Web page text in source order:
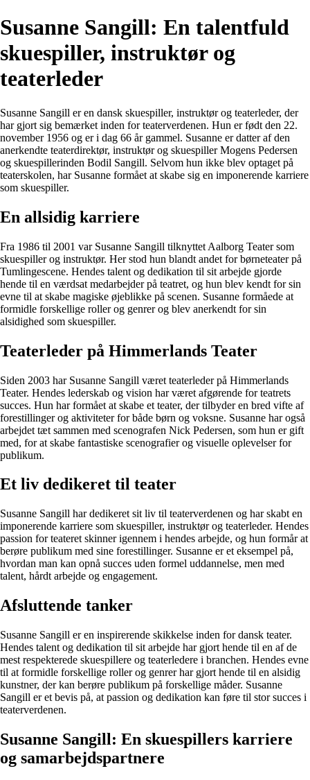
Susanne Sangill: En talentfuld
skuespiller, instruktør og
teaterleder
Susanne Sangill er en dansk skuespiller, instruktør og teaterleder, der
har gjort sig bemærket inden for teaterverdenen. Hun er født den 22.
november 1956 og er i dag 66 år gammel. Susanne er datter af den
anerkendte teaterdirektør, instruktør og skuespiller Mogens Pedersen
og skuespillerinden Bodil Sangill. Selvom hun ikke blev optaget på
teaterskolen, har Susanne formået at skabe sig en imponerende karriere
som skuespiller.
En allsidig karriere
Fra 1986 til 2001 var Susanne Sangill tilknyttet Aalborg Teater som
skuespiller og instruktør. Her stod hun blandt andet for børneteater på
Tumlingescene. Hendes talent og dedikation til sit arbejde gjorde
hende til en værdsat medarbejder på teatret, og hun blev kendt for sin
evne til at skabe magiske øjeblikke på scenen. Susanne formåede at
formidle forskellige roller og genrer og blev anerkendt for sin
alsidighed som skuespiller.
Teaterleder på Himmerlands Teater
Siden 2003 har Susanne Sangill været teaterleder på Himmerlands
Teater. Hendes lederskab og vision har været afgørende for teatrets
succes. Hun har formået at skabe et teater, der tilbyder en bred vifte af
forestillinger og aktiviteter for både børn og voksne. Susanne har også
arbejdet tæt sammen med scenografen Nick Pedersen, som hun er gift
med, for at skabe fantastiske scenografier og visuelle oplevelser for
publikum.
Et liv dedikeret til teater
Susanne Sangill har dedikeret sit liv til teaterverdenen og har skabt en
imponerende karriere som skuespiller, instruktør og teaterleder. Hendes
passion for teateret skinner igennem i hendes arbejde, og hun formår at
berøre publikum med sine forestillinger. Susanne er et eksempel på,
hvordan man kan opnå succes uden formel uddannelse, men med
talent, hårdt arbejde og engagement.
Afsluttende tanker
Susanne Sangill er en inspirerende skikkelse inden for dansk teater.
Hendes talent og dedikation til sit arbejde har gjort hende til en af de
mest respekterede skuespillere og teaterledere i branchen. Hendes evne
til at formidle forskellige roller og genrer har gjort hende til en alsidig
kunstner, der kan berøre publikum på forskellige måder. Susanne
Sangill er et bevis på, at passion og dedikation kan føre til stor succes i
teaterverdenen.
Susanne Sangill: En skuespillers karriere
og samarbejdspartnere